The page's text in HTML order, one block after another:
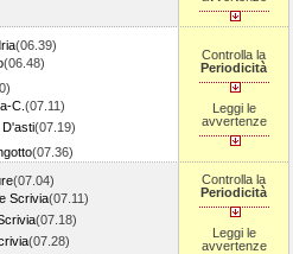
(06.39)
(06.48)
C. (07.11)
D'asti(07.19)
(07.36)
Controlla la
Periodicità
Leggi le
avvertenze
(07.04)
Scrivia(07.11)
(07.18)
(07.28)
Controlla la
Periodicità
Leggi le
avvertenze